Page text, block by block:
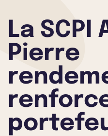
La SCPI
Pierre